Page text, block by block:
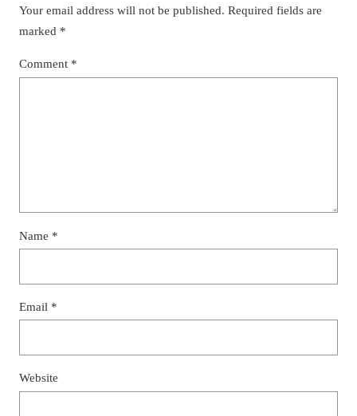
Your email address will not be published. Required fields are
marked *
Comment *
Name *
Email *
Website